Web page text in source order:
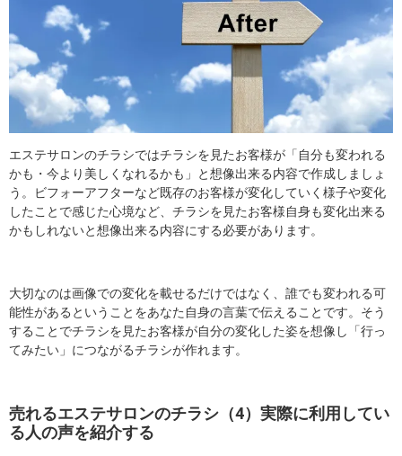
エステサロンのチラシではチラシを見たお客様が「自分も変われる
かも・今より美しくなれるかも」と想像出来る内容で作成しましょ
う。ビフォーアフターなど既存のお客様が変化していく様子や変化
したことで感じた心境など、チラシを見たお客様自身も変化出来る
かもしれないと想像出来る内容にする必要があります。
大切なのは画像での変化を載せるだけではなく、誰でも変われる可
能性があるということをあなた自身の言葉で伝えることです。そう
することでチラシを見たお客様が自分の変化した姿を想像し「行っ
てみたい」につながるチラシが作れます。
売れるエステサロンのチラシ（4）実際に利用してい
る人の声を紹介する